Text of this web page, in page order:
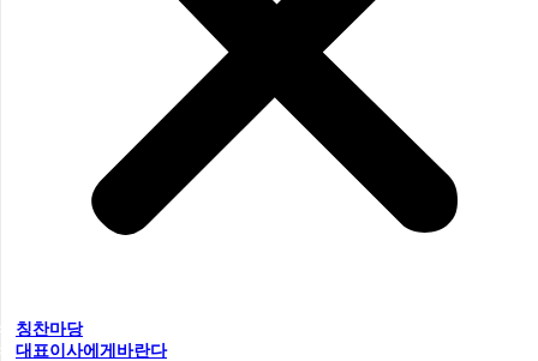
칭찬마당
대표이사에게바란다